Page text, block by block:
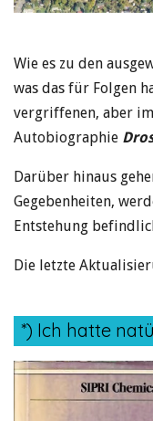
Wie es zu den
was das für Folgen
vergriffenen, aber
Autobiographie
Darüber hinaus
Gegebenheiten,
Entstehung
Die letzte
*) Ich hatte